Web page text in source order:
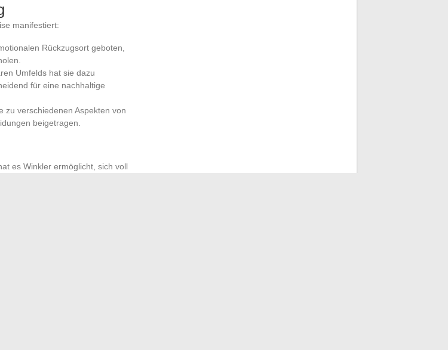
manifestiert:
Rückzugsort geboten,
Umfelds hat sie dazu
für eine nachhaltige
zu verschiedenen Aspekten von
beigetragen.
es Winkler ermöglicht, sich voll